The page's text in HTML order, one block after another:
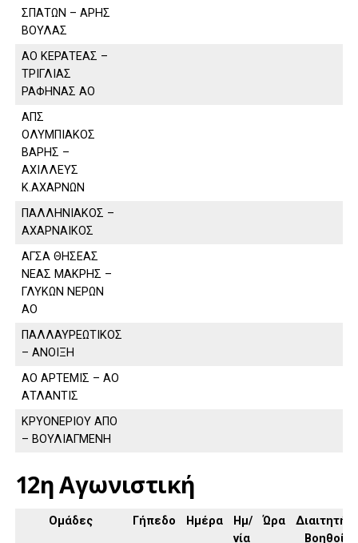
ΣΠΑΤΩΝ – ΑΡΗΣ
ΒΟΥΛΑΣ
ΑΟ ΚΕΡΑΤΕΑΣ –
ΤΡΙΓΛΙΑΣ
ΡΑΦΗΝΑΣ ΑΟ
ΑΠΣ
ΟΛΥΜΠΙΑΚΟΣ
ΒΑΡΗΣ –
ΑΧΙΛΛΕΥΣ
Κ.ΑΧΑΡΝΩΝ
ΠΑΛΛΗΝΙΑΚΟΣ –
ΑΧΑΡΝΑΙΚΟΣ
ΑΓΣΑ ΘΗΣΕΑΣ
ΝΕΑΣ ΜΑΚΡΗΣ –
ΓΛΥΚΩΝ ΝΕΡΩΝ
ΑΟ
ΠΑΛΛΑΥΡΕΩΤΙΚΟΣ
– ΑΝΟΙΞΗ
ΑΟ ΑΡΤΕΜΙΣ – ΑΟ
ΑΤΛΑΝΤΙΣ
ΚΡΥΟΝΕΡΙΟΥ ΑΠΟ
– ΒΟΥΛΙΑΓΜΕΝΗ
12η Αγωνιστική
Ομάδες Γήπεδο Ημέρα
Ημ/
νία
Ώρα
Διαιτητής,
Βοηθοί